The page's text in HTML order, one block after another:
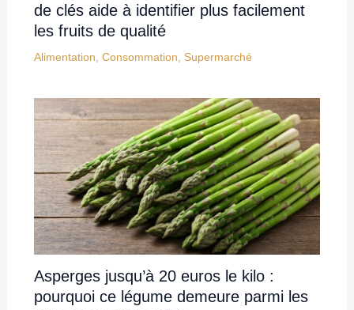
de clés aide à identifier plus facilement
les fruits de qualité
Alimentation Consommation Supermarché
Asperges jusqu’à 20 euros le kilo :
pourquoi ce légume demeure parmi les